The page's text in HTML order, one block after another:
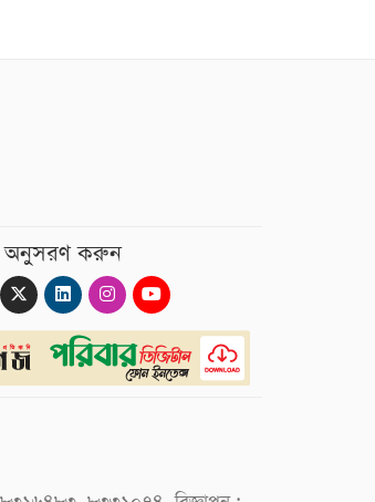
অনুসরণ করুন